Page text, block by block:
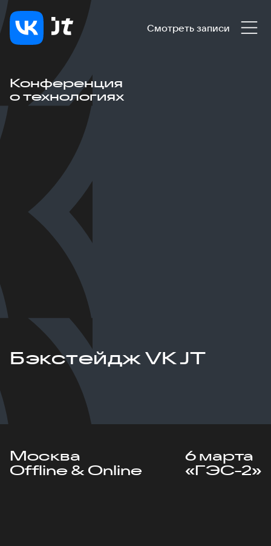
Смотреть записи
Конференция
о технологиях
Бэкстейдж VK JT
Москва
Offline & Online
6 марта
«ГЭС-2»